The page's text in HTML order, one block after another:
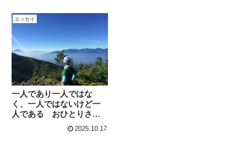
エッセイ
一人であり一人ではな
く、一人ではないけど一
人である おひとりさま
2025.10.17